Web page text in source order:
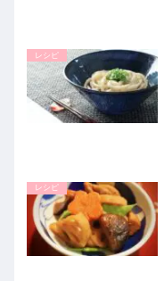
レシピ
レシピ